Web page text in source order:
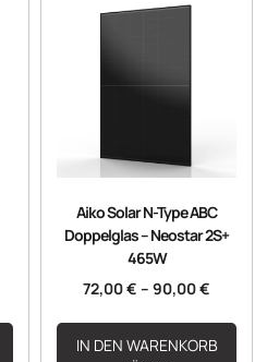
Aiko Solar N-Type ABC
Doppelglas – Neostar 2S+
465W
72,00€ – 90,00€
IN DEN WARENKORB